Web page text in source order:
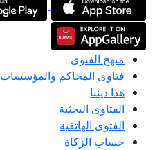
منهج الفتوى
فتاوى المحاكم والمؤسسات
هذا ديننا
الفتاوى البحثية
الفتوى الهاتفية
حساب الزكاة